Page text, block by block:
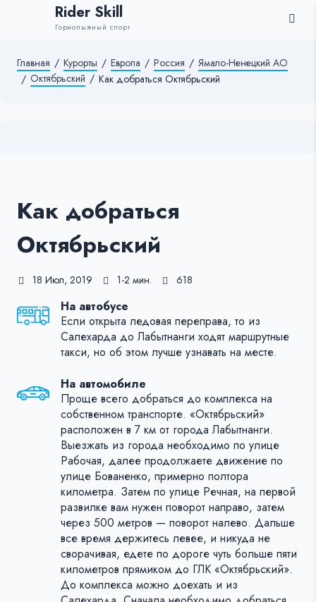
Rider Skill
Горнолыжный спорт
Главная / Курорты / Европа / Россия / Ямало-Ненецкий АО
/ Октябрьский / Как добраться Октябрьский
Как добраться
Октябрьский
18 Июл, 2019 1-2 мин. 618
На автобусе
Если открыта ледовая переправа, то из
Салехарда до Лабытнанги ходят маршрутные
такси, но об этом лучше узнавать на месте.
На автомобиле
Проще всего добраться до комплекса на
собственном транспорте. «Октябрьский»
расположен в 7 км от города Лабытнанги.
Выезжать из города необходимо по улице
Рабочая, далее продолжаете движение по
улице Бованенко, примерно полтора
километра. Затем по улице Речная, на первой
развилке вам нужен поворот направо, затем
через 500 метров — поворот налево. Дальше
все время держитесь левее, и никуда не
сворачивая, едете по дороге чуть больше пяти
километров прямиком до ГЛК «Октябрьский».
До комплекса можно доехать и из